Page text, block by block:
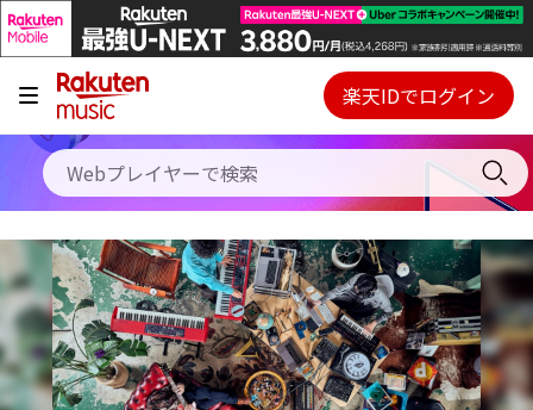
キャンペーン
料金プラン
使い方
初回30日間無料お試し
Webプレイヤー
ご契約内容の確認・変更
楽天IDでログイン